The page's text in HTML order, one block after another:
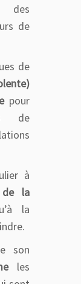
des
de
de
pour
de
à
la
la
son
les